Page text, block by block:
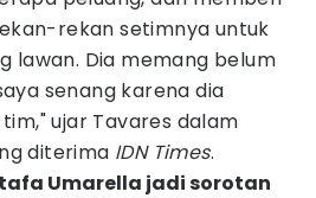
rekan setimnya untuk
lawan. Dia memang belum
senang karena dia
ujar Tavares dalam
diterima IDN Times.
Umarella jadi sorotan